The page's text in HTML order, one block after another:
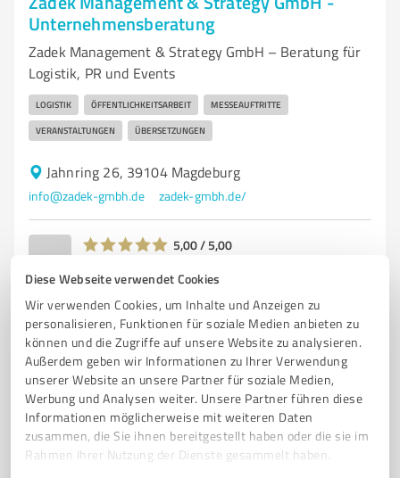
Diese Webseite verwendet Cookies
Wir verwenden Cookies, um Inhalte und Anzeigen zu
personalisieren, Funktionen für soziale Medien anbieten zu
können und die Zugriffe auf unsere Website zu analysieren.
Außerdem geben wir Informationen zu Ihrer Verwendung
unserer Website an unsere Partner für soziale Medien,
Werbung und Analysen weiter. Unsere Partner führen diese
Informationen möglicherweise mit weiteren Daten
zusammen, die Sie ihnen bereitgestellt haben oder die sie im
Rahmen Ihrer Nutzung der Dienste gesammelt haben.
Unternehmensberatung
Zadek Management & Strategy GmbH – Beratung für
Logistik, PR und Events
LOGISTIK ÖFFENTLICHKEITSARBEIT MESSEAUFTRITTE
VERANSTALTUNGEN ÜBERSETZUNGEN
Jahnring 26, 39104 Magdeburg
info@zadek-gmbh.de zadek-gmbh.de/
5,00 / 5,00